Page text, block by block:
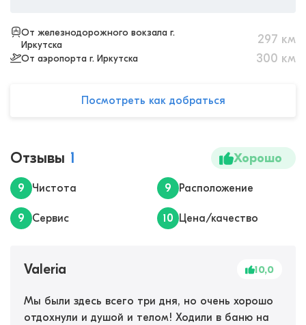
От железнодорожного вокзала г.
Иркутска
297 км
От аэропорта г. Иркутска 300 км
Посмотреть как добраться
Отзывы 1 Хорошо
9 Чистота 9 Расположение
9 Сервис 10 Цена/качество
Valeria 10,0
Мы были здесь всего три дня, но очень хорошо
отдохнули и душой и телом! Ходили в баню на